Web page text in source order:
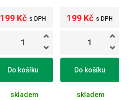
199 Kč s DPH
Do košíku
skladem
199 Kč s DPH
Do košíku
skladem